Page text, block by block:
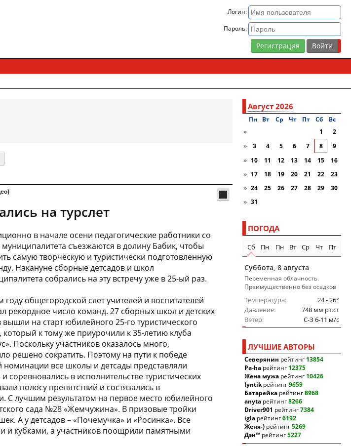
Логин:
Пароль:
Регистрация
на турслет
в начале осени педагогические работники со
муниципалитета съезжаются в долину Бабик, чтобы
самую творческую и туристически подготовленную
Накануне сборные детсадов и школ
собрались на эту встречу уже в 25-ый раз.
году общегородской слет учителей и воспитателей
рекордное число команд. 27 сборных школ и детских
вышли на старт юбилейного 25-го туристического
который к тому же приурочили к 35-летию клуба
Поскольку участников оказалось много,
решено сократить. Поэтому на пути к победе
все школы и детсады представляли
соревновались в исполнительстве туристических
полосу препятствий и состязались в
С лучшим результатом на первое место юбилейного
сада №28 «Жемчужина». В призовые тройки
А у детсадов – «Почемучка» и «Росинка». Все
и кубками, а участников поощрили памятными
Август 2026
Пн Вт Ср Чт Пт Сб
Вc
»
1
2
»
3 4 5 6 7 8
9
» 10 11 12 13 14 15
16
» 17 18 19 20 21 22
23
» 24 25 26 27 28 29
30
» 31
ПОГОДА
Сб Пн Пн Вт Ср Чт Пт
Суббота, 8 августа
Переменная облачность.
Преимущественно без осадков
Температура
24 - 26°
Давление
748 мм рт.ст
Ветер
C-З 6-11 м/c
ЛУЧШИЕ АВТОРЫ
Северянин рейтинг 13854
Pa-ha рейтинг 12375
Жена мужа рейтинг 10426
lyntikрейтинг9659
Батарейка рейтинг8968
anyta рейтинг8266
Driver901 рейтинг7384
igla рейтинг6192
Женя-) рейтинг5269
Дэн™ рейтинг5227